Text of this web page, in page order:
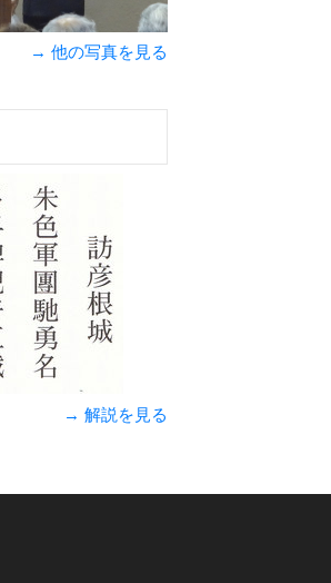
→ 他の写真を見る
→ 解説を見る